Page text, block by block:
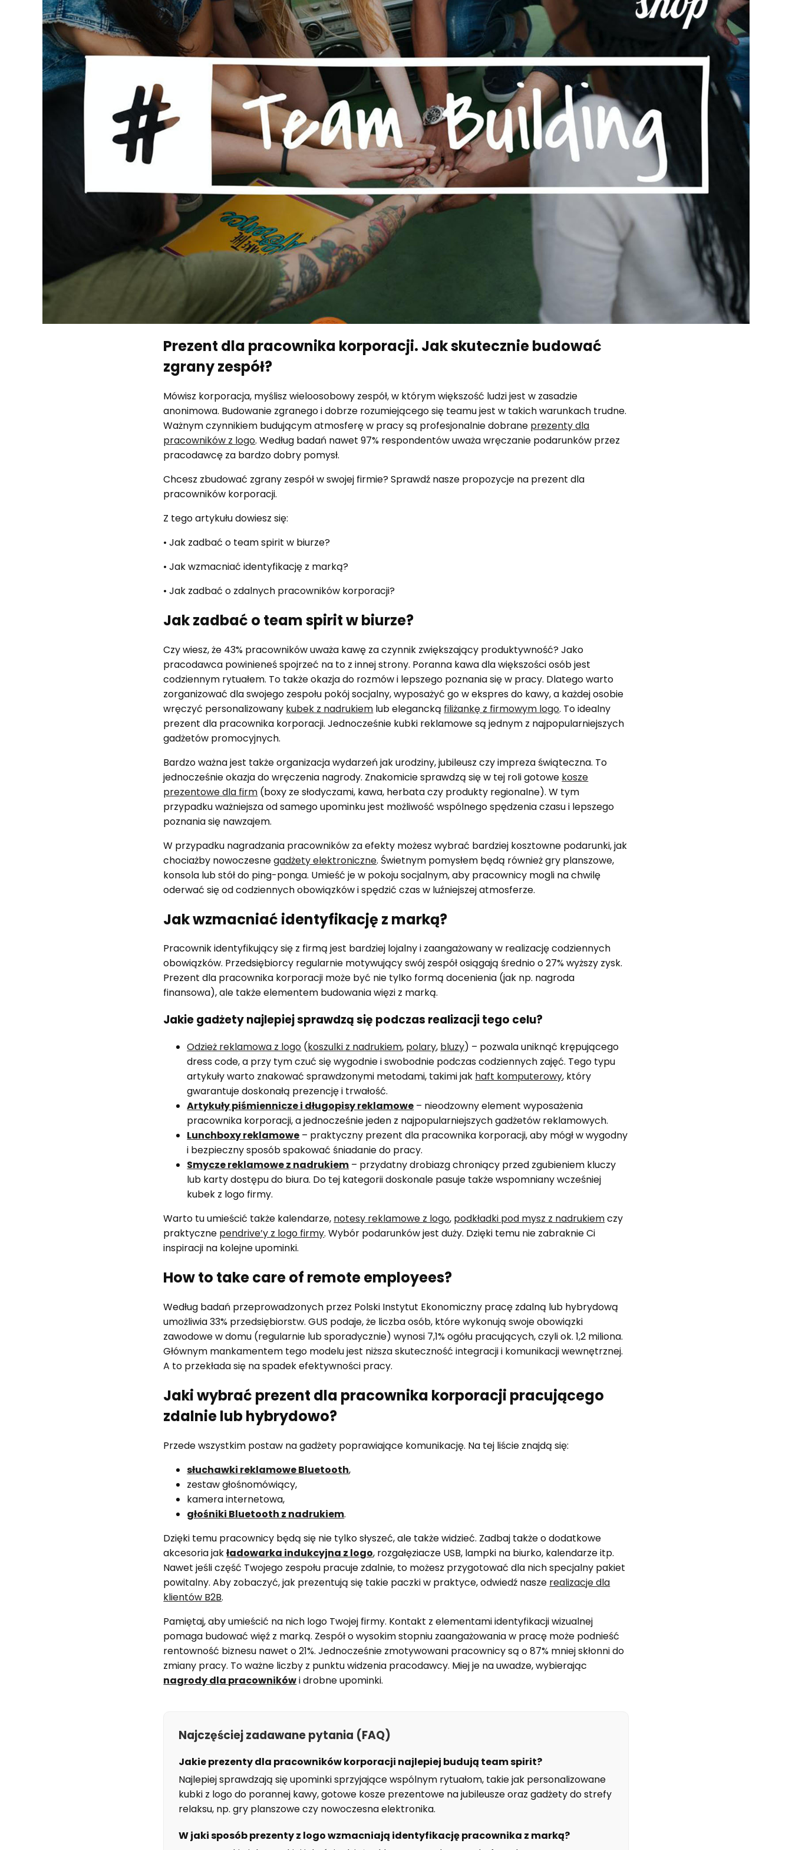
Prezent dla pracownika korporacji. Jak skutecznie budować
zgrany zespół?
Mówisz korporacja, myślisz wieloosobowy zespół, w którym większość ludzi jest w zasadzie
anonimowa. Budowanie zgranego i dobrze rozumiejącego się teamu jest w takich warunkach trudne.
Ważnym czynnikiem budującym atmosferę w pracy są profesjonalnie dobrane prezenty dla
pracowników z logo. Według badań nawet 97% respondentów uważa wręczanie podarunków przez
pracodawcę za bardzo dobry pomysł.
Chcesz zbudować zgrany zespół w swojej firmie? Sprawdź nasze propozycje na prezent dla
pracowników korporacji.
Z tego artykułu dowiesz się:
• Jak zadbać o team spirit w biurze?
• Jak wzmacniać identyfikację z marką?
• Jak zadbać o zdalnych pracowników korporacji?
Jak zadbać o team spirit w biurze?
Czy wiesz, że 43% pracowników uważa kawę za czynnik zwiększający produktywność? Jako
pracodawca powinieneś spojrzeć na to z innej strony. Poranna kawa dla większości osób jest
codziennym rytuałem. To także okazja do rozmów i lepszego poznania się w pracy. Dlatego warto
zorganizować dla swojego zespołu pokój socjalny, wyposażyć go w ekspres do kawy, a każdej osobie
wręczyć personalizowany kubek z nadrukiem lub elegancką filiżankę z firmowym logo. To idealny
prezent dla pracownika korporacji. Jednocześnie kubki reklamowe są jednym z najpopularniejszych
gadżetów promocyjnych.
Bardzo ważna jest także organizacja wydarzeń jak urodziny, jubileusz czy impreza świąteczna. To
jednocześnie okazja do wręczenia nagrody. Znakomicie sprawdzą się w tej roli gotowe kosze
prezentowe dla firm (boxy ze słodyczami, kawa, herbata czy produkty regionalne). W tym
przypadku ważniejsza od samego upominku jest możliwość wspólnego spędzenia czasu i lepszego
poznania się nawzajem.
W przypadku nagradzania pracowników za efekty możesz wybrać bardziej kosztowne podarunki, jak
chociażby nowoczesnegadżety elektroniczne. Świetnym pomysłem będą również gry planszowe,
konsola lub stół do ping-ponga. Umieść je w pokoju socjalnym, aby pracownicy mogli na chwilę
oderwać się od codziennych obowiązków i spędzić czas w luźniejszej atmosferze.
Jak wzmacniać identyfikację z marką?
Pracownik identyfikujący się z firmą jest bardziej lojalny i zaangażowany w realizację codziennych
obowiązków. Przedsiębiorcy regularnie motywujący swój zespół osiągają średnio o 27% wyższy zysk.
Prezent dla pracownika korporacji może być nie tylko formą docenienia (jak np. nagroda
finansowa), ale także elementem budowania więzi z marką.
Jakie gadżety najlepiej sprawdzą się podczas realizacji tego celu?
Odzież reklamowa z logo (koszulki z nadrukiem, polary, bluzy) – pozwala uniknąć krępującego
dress code, a przy tym czuć się wygodnie i swobodnie podczas codziennych zajęć. Tego typu
artykuły warto znakować sprawdzonymi metodami, takimi jak haft komputerowy, który
gwarantuje doskonałą prezencję i trwałość.
Artykuły piśmiennicze i długopisy reklamowe – nieodzowny element wyposażenia
pracownika korporacji, a jednocześnie jeden z najpopularniejszych gadżetów reklamowych.
Lunchboxy reklamowe – praktyczny prezent dla pracownika korporacji, aby mógł w wygodny
i bezpieczny sposób spakować śniadanie do pracy.
Smycze reklamowe z nadrukiem – przydatny drobiazg chroniący przed zgubieniem kluczy
lub karty dostępu do biura. Do tej kategorii doskonale pasuje także wspomniany wcześniej
kubek z logo firmy.
Warto tu umieścić także kalendarze, notesy reklamowe z logo, podkładki pod mysz z nadrukiemczy
praktyczne pendrive’y z logo firmy. Wybór podarunków jest duży. Dzięki temu nie zabraknie Ci
inspiracji na kolejne upominki.
How to take care of remote employees?
Według badań przeprowadzonych przez Polski Instytut Ekonomiczny pracę zdalną lub hybrydową
umożliwia 33% przedsiębiorstw. GUS podaje, że liczba osób, które wykonują swoje obowiązki
zawodowe w domu (regularnie lub sporadycznie) wynosi 7,1% ogółu pracujących, czyli ok. 1,2 miliona.
Głównym mankamentem tego modelu jest niższa skuteczność integracji i komunikacji wewnętrznej.
A to przekłada się na spadek efektywności pracy.
Jaki wybrać prezent dla pracownika korporacji pracującego
zdalnie lub hybrydowo?
Przede wszystkim postaw na gadżety poprawiające komunikację. Na tej liście znajdą się:
słuchawki reklamowe Bluetooth,
zestaw głośnomówiący,
kamera internetowa,
głośniki Bluetooth z nadrukiem.
Dzięki temu pracownicy będą się nie tylko słyszeć, ale także widzieć. Zadbaj także o dodatkowe
akcesoria jakładowarka indukcyjna z logo, rozgałęziacze USB, lampki na biurko, kalendarze itp.
Nawet jeśli część Twojego zespołu pracuje zdalnie, to możesz przygotować dla nich specjalny pakiet
powitalny. Aby zobaczyć, jak prezentują się takie paczki w praktyce, odwiedź nasze realizacje dla
klientów B2B.
Pamiętaj, aby umieścić na nich logo Twojej firmy. Kontakt z elementami identyfikacji wizualnej
pomaga budować więź z marką. Zespół o wysokim stopniu zaangażowania w pracę może podnieść
rentowność biznesu nawet o 21%. Jednocześnie zmotywowani pracownicy są o 87% mniej skłonni do
zmiany pracy. To ważne liczby z punktu widzenia pracodawcy. Miej je na uwadze, wybierając
nagrody dla pracownikówi drobne upominki.
Najczęściej zadawane pytania (FAQ)
Jakie prezenty dla pracowników korporacji najlepiej budują team spirit?
Najlepiej sprawdzają się upominki sprzyjające wspólnym rytuałom, takie jak personalizowane
kubki z logo do porannej kawy, gotowe kosze prezentowe na jubileusze oraz gadżety do strefy
relaksu, np. gry planszowe czy nowoczesna elektronika.
W jaki sposób prezenty z logo wzmacniają identyfikację pracownika z marką?